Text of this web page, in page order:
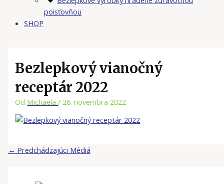
poisťovňou
SHOP
Bezlepkový vianočný
receptár 2022
Od Michaela/ 26. novembra 2022
← Predchádzajúci Médiá